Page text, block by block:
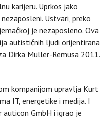
karijeru. Uprkos jako
Ustvari, preko
je nezaposleno. Ova
autističnih ljudi orijentirana
Dirka Müller-Remusa 2011.
kompanijom upravlja Kurt
IT, energetike i medija. I
GmbH i igrao je